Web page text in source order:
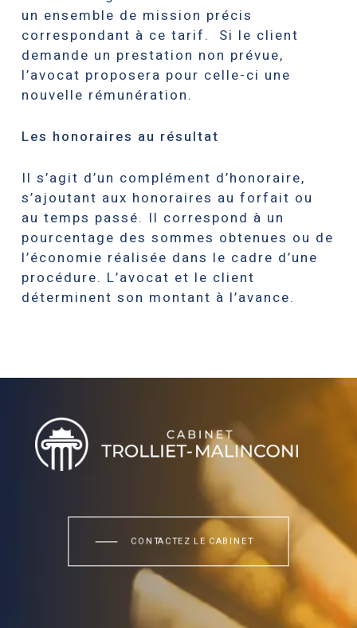
un ensemble de mission précis
correspondant à ce tarif. Si le client
demande un prestation non prévue,
l’avocat proposera pour celle-ci une
nouvelle rémunération.
Les honoraires au résultat
Il s’agit d’un complément d’honoraire,
s’ajoutant aux honoraires au forfait ou
au temps passé. Il correspond à un
pourcentage des sommes obtenues ou de
l’économie réalisée dans le cadre d’une
procédure. L’avocat et le client
déterminent son montant à l’avance.
CONTACTEZ LE CABINET